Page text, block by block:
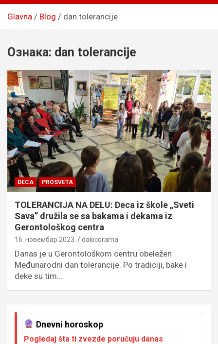
Glavna Blog dan tolerancije
Ознака: dan tolerancije
DECA PROSVETA
TOLERANCIJA NA DELU: Deca iz škole „Sveti
Sava” družila se sa bakama i dekama iz
Gerontološkog centra
16. новембар 2023. dakicorama
Danas je u Gerontološkom centru obeležen
Međunarodni dan tolerancije. Po tradiciji, bake i
deke su tim…
Dnevni horoskop
Pogledaj šta ti zvezde poručuju danas